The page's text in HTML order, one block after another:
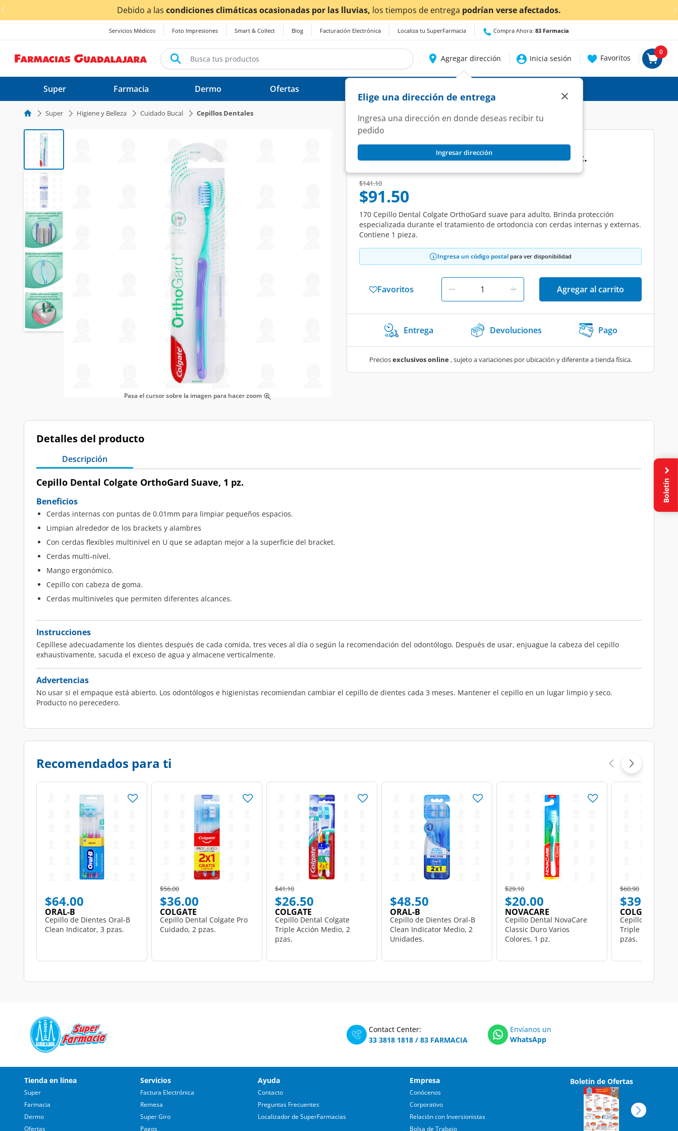
< div class="carousel-inner">Debido a lascondiciones climáticas ocasionadas por las lluvias,los tiempos de entregapodrían verse afectados.
Servicios Médicos Foto Impresiones Smart & Collect Blog Facturación Electrónica Localiza tu SuperFarmacia Compra Ahora: 83 Farmacia
Agregar dirección
Elige una dirección de entrega
Ingresa una dirección en donde deseas recibir tu
pedido
Ingresar dirección
×
Inicia sesión Favoritos
0
Super Farmacia Dermo Ofertas
Super Higiene y Belleza Cuidado Bucal Cepillos Dentales
Pasa el cursor sobre la imagen para hacer zoom
COLGATE
Cepillo Dental Colgate OrthoGard Suave, 1 pz.
Price reduced from
$141.10to
$91.50
170 Cepillo Dental Colgate OrthoGard suave para adulto, Brinda protección
especializada durante el tratamiento de ortodoncia con cerdas internas y externas.
Contiene 1 pieza.
Ingresa un código postal para ver disponibilidad
Favoritos Agregar al carrito
Entrega Devoluciones Pago
Preciosexclusivos online, sujeto a variaciones por ubicación y diferente a tienda física.
Detalles del producto
Descripción
Cepillo Dental Colgate OrthoGard Suave, 1 pz.
Beneficios
Cerdas internas con puntas de 0.01mm para limpiar pequeños espacios.
Limpian alrededor de los brackets y alambres
Con cerdas flexibles multinivel en U que se adaptan mejor a la superficie del bracket.
Cerdas multi-nível.
Mango ergonómico.
Cepillo con cabeza de goma.
Cerdas multiniveles que permiten diferentes alcances.
Instrucciones
Cepíllese adecuadamente los dientes después de cada comida, tres veces al día o según la recomendación del odontólogo. Después de usar, enjuague la cabeza del cepillo
exhaustivamente, sacuda el exceso de agua y almacene verticalmente.
Advertencias
No usar si el empaque está abierto. Los odontólogos e higienistas recomiendan cambiar el cepillo de dientes cada 3 meses. Mantener el cepillo en un lugar limpio y seco.
Producto no perecedero.
Recomendados para ti
$64.00
ORAL-B
Cepillo de Dientes Oral-B
Clean Indicator, 3 pzas.
Price reduced from
$56.00to
$36.00
COLGATE
Cepillo Dental Colgate Pro
Cuidado, 2 pzas.
Price reduced from
$41.10to
$26.50
COLGATE
Cepillo Dental Colgate
Triple Acción Medio, 2
pzas.
$48.50
ORAL-B
Cepillo de Dientes Oral-B
Clean Indicator Medio, 2
Unidades.
Price reduced from
$29.10to
$20.00
NOVACARE
Cepillo Dental NovaCare
Classic Duro Varios
Colores, 1 pz.
Price reduced from
$60.90to
$39.50
COLGATE
Cepillo Dental
Triple Acción
pzas.
Contact Center:
33 3818 1818 / 83 FARMACIA
Envíanos un
WhatsApp
Tienda en línea
Super
Farmacia
Dermo
Ofertas
Servicios
Factura Electrónica
Remesa
Super Giro
Pagos
Ayuda
Contacto
Preguntas Frecuentes
Localizador de SuperFarmacias
Empresa
Conócenos
Corporativo
Relación con Inversionistas
Bolsa de Trabajo
Boletín de Ofertas
Boletín